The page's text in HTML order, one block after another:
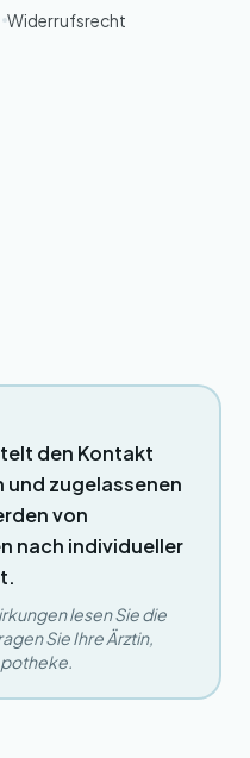
Widerrufsrecht
den Kontakt
und zugelassenen
von
nach individueller
lesen Sie die
Sie Ihre Ärztin,